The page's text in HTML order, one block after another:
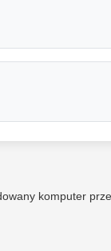
komputer